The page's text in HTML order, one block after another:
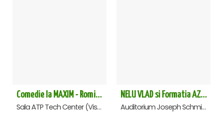
Comedie la MAXIM - Romica Tociu si Cornel Palade - Baia Mare
Sala ATP Tech Center (Vis a vis de Auchan), Baia-Mare
NELU VLAD si Formatia AZUR - Turneu Aniversar 50 de ani - Suceava
Auditorium Joseph Schmidt - Universitatea Stefan Cel Mare, Suceava